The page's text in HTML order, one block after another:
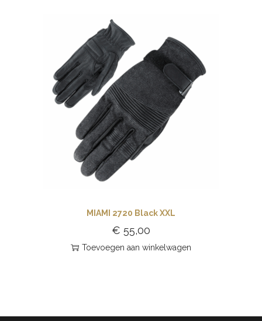
MIAMI 2720 Black XXL
€ 55,00
Toevoegen aan winkelwagen